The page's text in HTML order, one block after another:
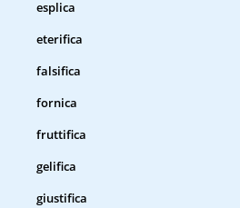
esplica
eterifica
falsifica
fornica
fruttifica
gelifica
giustifica